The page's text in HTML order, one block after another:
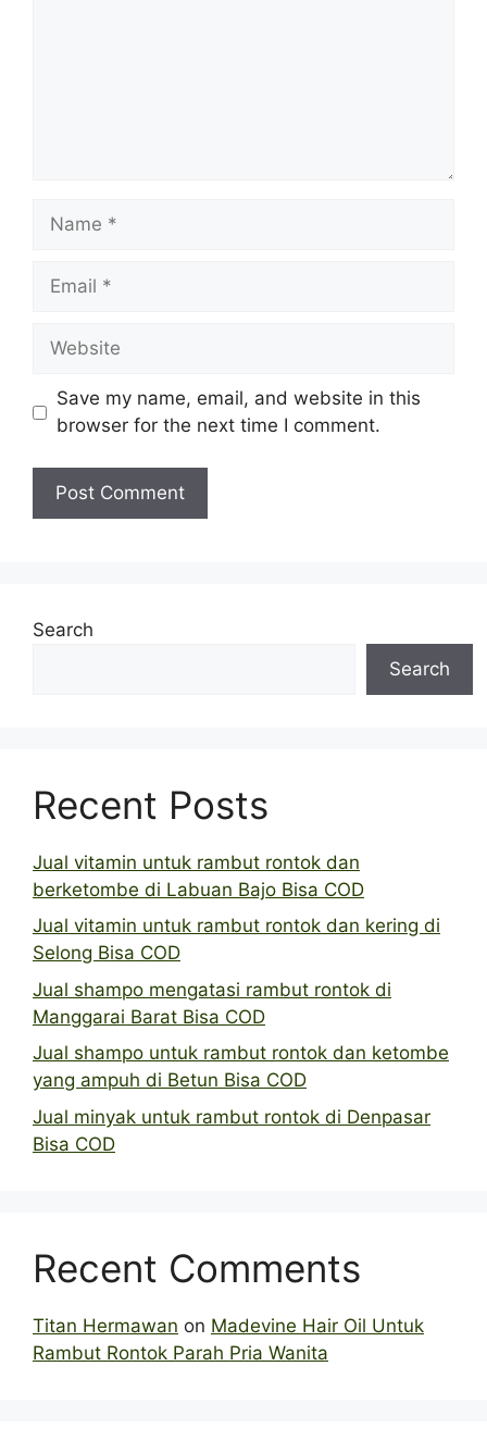
Name
Email
Website
Save my name, email, and website in this
browser for the next time I comment.
Search
Search
Recent Posts
Jual vitamin untuk rambut rontok dan
berketombe di Labuan Bajo Bisa COD
Jual vitamin untuk rambut rontok dan kering di
Selong Bisa COD
Jual shampo mengatasi rambut rontok di
Manggarai Barat Bisa COD
Jual shampo untuk rambut rontok dan ketombe
yang ampuh di Betun Bisa COD
Jual minyak untuk rambut rontok di Denpasar
Bisa COD
Recent Comments
Titan Hermawan on Madevine Hair Oil Untuk
Rambut Rontok Parah Pria Wanita